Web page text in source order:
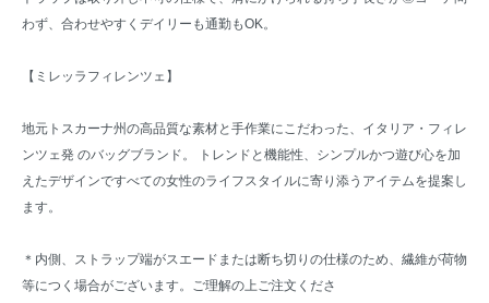
わず、合わせやすくデイリーも通勤もOK。
【ミレッラフィレンツェ】
地元トスカーナ州の高品質な素材と手作業にこだわった、イタリア・フィレ
ンツェ発 のバッグブランド。 トレンドと機能性、シンプルかつ遊び心を加
えたデザインですべての女性のライフスタイルに寄り添うアイテムを提案し
ます。
＊内側、ストラップ端がスエードまたは断ち切りの仕様のため、繊維が荷物
等につく場合がございます。ご理解の上ご注文くださ